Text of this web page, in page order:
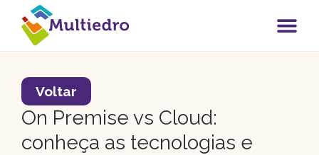
Voltar
On Premise vs Cloud:
conheça as tecnologias e